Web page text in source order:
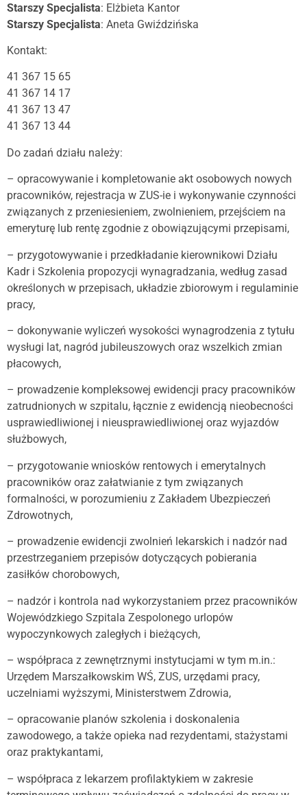
Starszy Specjalista: Elżbieta Kantor
Starszy Specjalista: Aneta Gwiździńska
Kontakt:
41 367 15 65
41 367 14 17
41 367 13 47
41 367 13 44
Do zadań działu należy:
– opracowywanie i kompletowanie akt osobowych nowych
pracowników, rejestracja w ZUS-ie i wykonywanie czynności
związanych z przeniesieniem, zwolnieniem, przejściem na
emeryturę lub rentę zgodnie z obowiązującymi przepisami,
– przygotowywanie i przedkładanie kierownikowi Działu
Kadr i Szkolenia propozycji wynagradzania, według zasad
określonych w przepisach, układzie zbiorowym i regulaminie
pracy,
– dokonywanie wyliczeń wysokości wynagrodzenia z tytułu
wysługi lat, nagród jubileuszowych oraz wszelkich zmian
płacowych,
– prowadzenie kompleksowej ewidencji pracy pracowników
zatrudnionych w szpitalu, łącznie z ewidencją nieobecności
usprawiedliwionej i nieusprawiedliwionej oraz wyjazdów
służbowych,
– przygotowanie wniosków rentowych i emerytalnych
pracowników oraz załatwianie z tym związanych
formalności, w porozumieniu z Zakładem Ubezpieczeń
Zdrowotnych,
– prowadzenie ewidencji zwolnień lekarskich i nadzór nad
przestrzeganiem przepisów dotyczących pobierania
zasiłków chorobowych,
– nadzór i kontrola nad wykorzystaniem przez pracowników
Wojewódzkiego Szpitala Zespolonego urlopów
wypoczynkowych zaległych i bieżących,
– współpraca z zewnętrznymi instytucjami w tym m.in.:
Urzędem Marszałkowskim WŚ, ZUS, urzędami pracy,
uczelniami wyższymi, Ministerstwem Zdrowia,
– opracowanie planów szkolenia i doskonalenia
zawodowego, a także opieka nad rezydentami, stażystami
oraz praktykantami,
– współpraca z lekarzem profilaktykiem w zakresie